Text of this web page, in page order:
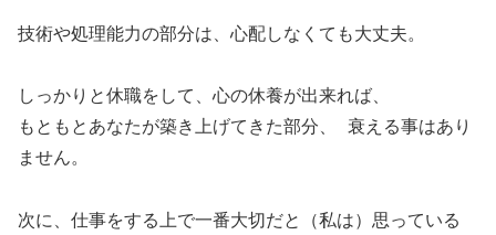
技術や処理能力の部分は、心配しなくても大丈夫。
しっかりと休職をして、心の休養が出来れば、
もともとあなたが築き上げてきた部分、 衰える事はあり
ません。
次に、仕事をする上で一番大切だと（私は）思っている